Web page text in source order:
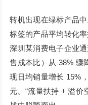
转机出现在绿标产品
标签的产品平均转化
深圳某消费电子企业
售成本比）从 38% 骤
现日均销量增长 15%
元。“流量扶持 + 溢价